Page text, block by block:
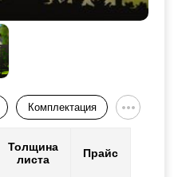
Комплектация
Толщина
листа
Прайс